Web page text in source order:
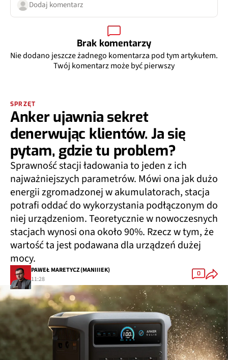
Dodaj komentarz
Brak komentarzy
Nie dodano jeszcze żadnego komentarza pod tym artykułem.
Twój komentarz może być pierwszy
SPRZĘT
Anker ujawnia sekret
denerwując klientów. Ja się
pytam, gdzie tu problem?
Sprawność stacji ładowania to jeden z ich
najważniejszych parametrów. Mówi ona jak dużo
energii zgromadzonej w akumulatorach, stacja
potrafi oddać do wykorzystania podłączonym do
niej urządzeniom. Teoretycznie w nowoczesnych
stacjach wynosi ona około 90%. Rzecz w tym, że
wartość ta jest podawana dla urządzeń dużej
mocy.
PAWEŁ MARETYCZ (MANIIIEK)
11:28
0